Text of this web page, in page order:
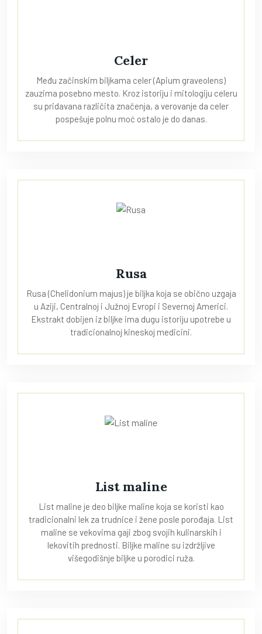
Celer
Među začinskim biljkama celer (Apium graveolens)
zauzima posebno mesto. Kroz istoriju i mitologiju celeru
su pridavana različita značenja, a verovanje da celer
pospešuje polnu moć ostalo je do danas.
Rusa
Rusa (Chelidonium majus) je biljka koja se obično uzgaja
u Aziji, Centralnoj i Južnoj Evropi i Severnoj Americi.
Ekstrakt dobijen iz biljke ima dugu istoriju upotrebe u
tradicionalnoj kineskoj medicini.
List maline
List maline je deo biljke maline koja se koristi kao
tradicionalni lek za trudnice i žene posle porođaja. List
maline se vekovima gaji zbog svojih kulinarskih i
lekovitih prednosti. Biljke maline su izdržljive
višegodišnje biljke u porodici ruža.